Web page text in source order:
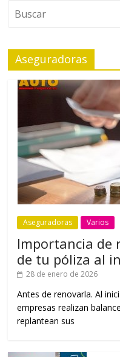
Aseguradoras
Aseguradoras Varios
Importancia de
de tu póliza al
28 de enero de 2026
Antes de renovarla. Al
empresas realizan
replantean sus